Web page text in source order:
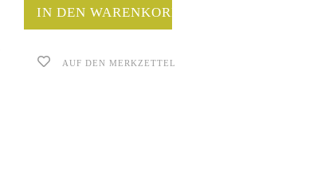
AUF DEN MERKZETTEL